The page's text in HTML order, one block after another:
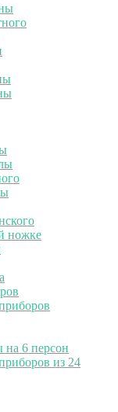
ножке
6 персон
из 24